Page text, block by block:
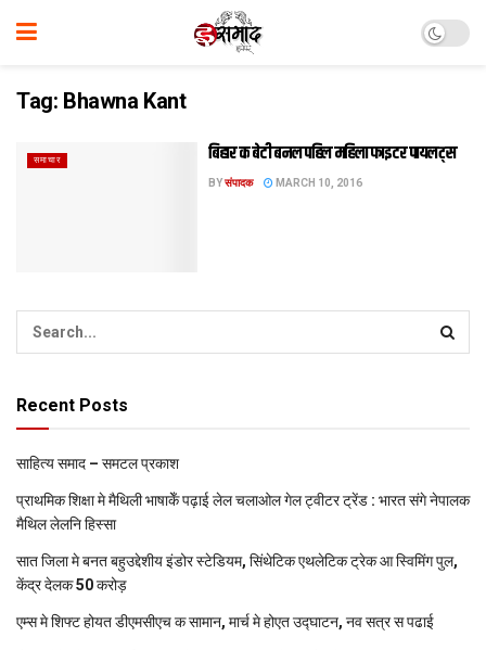
Tag: Bhawna Kant
समाचार बिहार क बेटी बनल पहिल महिला फाइटर पायलट्स
BYसंपादक MARCH 10, 2016
Recent Posts
साहित्य समाद – समटल प्रकाश
प्राथमिक शि‍क्षा मे मैथि‍ली भाषाकेँ पढ़ाई लेल चलाओल गेल ट्वीटर ट्रेंड : भारत संगे नेपालक
मैथिल लेलनि हिस्सा
सात जिला मे बनत बहुउद्देशीय इंडोर स्‍टेडि‍यम, सिंथेटिक एथलेटिक ट्रेक आ स्विमिंग पुल,
केंद्र देलक 50 करोड़
एम्स मे शिफ्ट होयत डीएमसीएच क सामान, मार्च मे होएत उद्घाटन, नव सत्र स पढाई